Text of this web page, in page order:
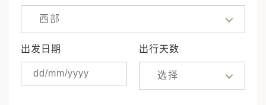
西部
出发日期 出行天数
选择